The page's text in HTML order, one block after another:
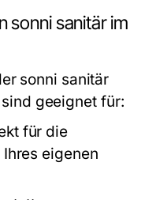
sonni sanitär im
sonni sanitär
geeignet für:
für die
eigenen